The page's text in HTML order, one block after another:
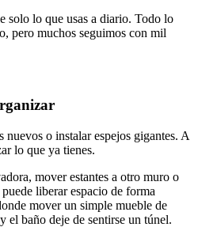
solo lo que usas a diario. Todo lo
pero muchos seguimos con mil
nuevos o instalar espejos gigantes. A
lo que ya tienes.
mover estantes a otro muro o
liberar espacio de forma
mover un simple mueble de
el baño deje de sentirse un túnel.